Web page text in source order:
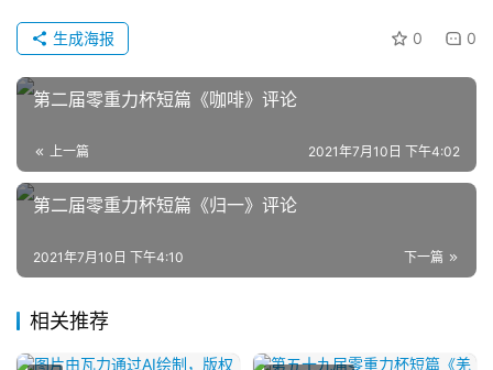
征
文
稿
文
章
科
资
0 0
生成海报
第二届零重力杯短篇《咖啡》评论
上一篇 2021年7月10日 下午4:02
第二届零重力杯短篇《归一》评论
下一篇
2021年7月10日 下午4:10
相关推荐